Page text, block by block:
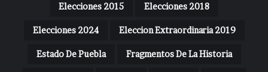
Elecciones 2015 Elecciones 2018
Elecciones 2024 Eleccion Extraordinaria 2019
Estado De Puebla Fragmentos De La Historia